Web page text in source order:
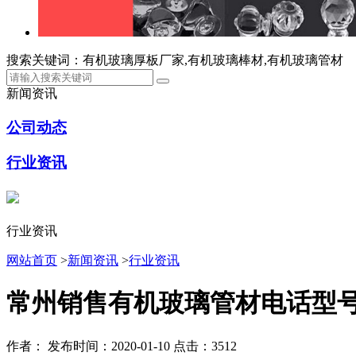
搜索关键词：有机玻璃厚板厂家,有机玻璃棒材,有机玻璃管材
新闻资讯
公司动态
行业资讯
行业资讯
网站首页 >新闻资讯 >行业资讯
常州销售有机玻璃管材电话型
作者： 发布时间：2020-01-10 点击：3512